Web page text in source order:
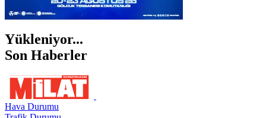
Yükleniyor...
Son Haberler
Hava Durumu